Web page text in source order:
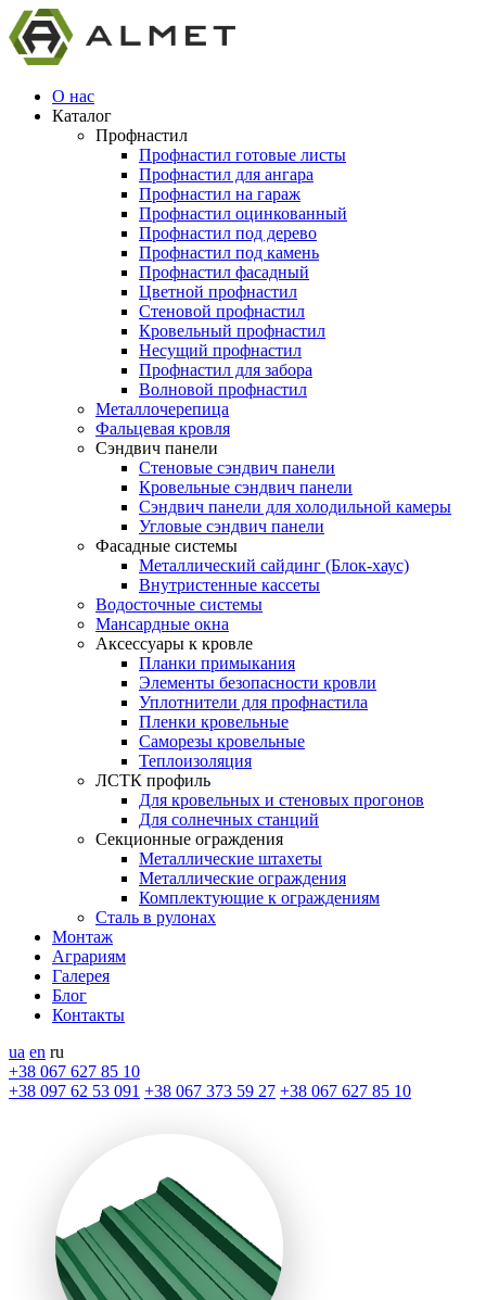
О нас
Каталог
Профнастил
Профнастил готовые листы
Профнастил для ангара
Профнастил на гараж
Профнастил оцинкованный
Профнастил под дерево
Профнастил под камень
Профнастил фасадный
Цветной профнастил
Стеновой профнастил
Кровельный профнастил
Несущий профнастил
Профнастил для забора
Волновой профнастил
Металлочерепица
Фальцевая кровля
Сэндвич панели
Стеновые сэндвич панели
Кровельные сэндвич панели
Сэндвич панели для холодильной камеры
Угловые сэндвич панели
Фасадные системы
Металлический сайдинг (Блок-хаус)
Внутристенные кассеты
Водосточные системы
Мансардные окна
Аксессуары к кровле
Планки примыкания
Элементы безопасности кровли
Уплотнители для профнастила
Пленки кровельные
Саморезы кровельные
Теплоизоляция
ЛСТК профиль
Для кровельных и стеновых прогонов
Для солнечных станций
Секционные ограждения
Металлические штахеты
Металлические ограждения
Комплектующие к ограждениям
Сталь в рулонах
Монтаж
Аграриям
Галерея
Блог
Контакты
ua en ru
+38 067 627 85 10
+38 097 62 53 091 +38 067 373 59 27 +38 067 627 85 10